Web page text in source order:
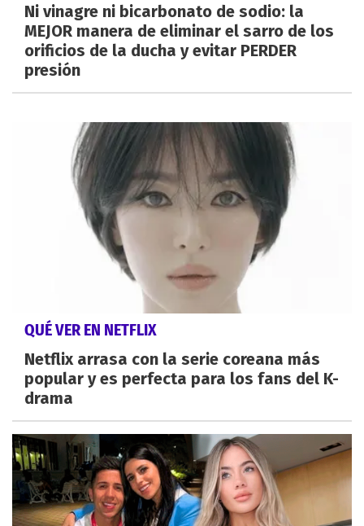
Ni vinagre ni bicarbonato de sodio: la
MEJOR manera de eliminar el sarro de los
orificios de la ducha y evitar PERDER
presión
QUÉ VER EN NETFLIX
Netflix arrasa con la serie coreana más
popular y es perfecta para los fans del K-
drama